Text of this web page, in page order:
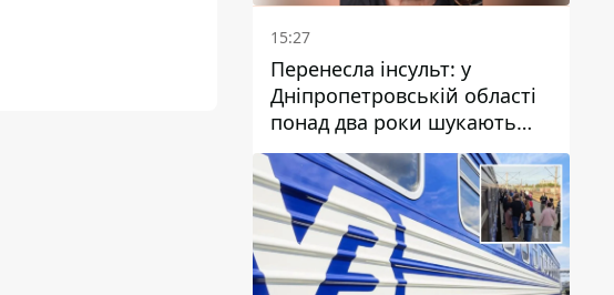
15:27
Перенесла інсульт: у
Дніпропетровській області
понад два роки шукають
зниклу жінку